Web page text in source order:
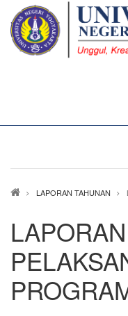
Breadcrumb
LAPORAN TAHUNAN
LAPORAN